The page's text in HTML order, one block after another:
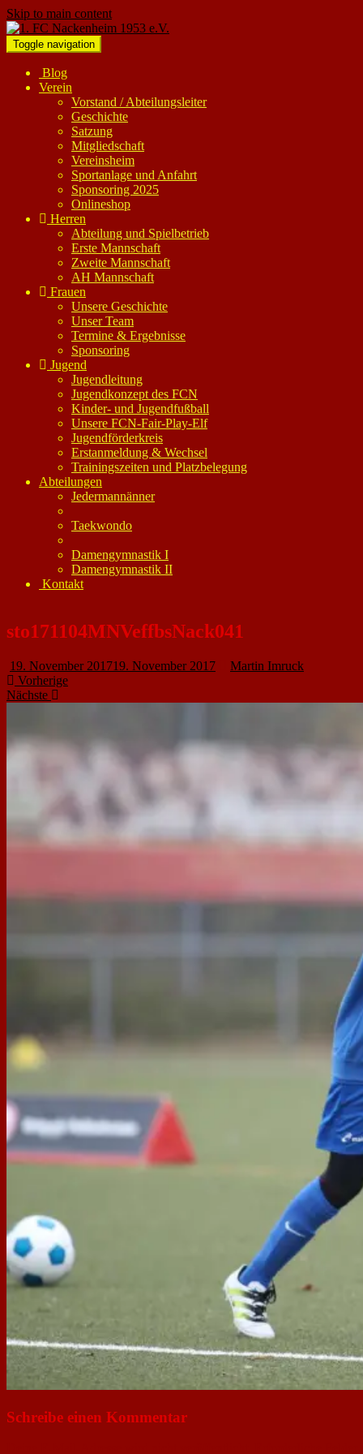
Skip to main content
Toggle navigation
Blog
Verein
Vorstand / Abteilungsleiter
Geschichte
Satzung
Mitgliedschaft
Vereinsheim
Sportanlage und Anfahrt
Sponsoring 2025
Onlineshop
Herren
Abteilung und Spielbetrieb
Erste Mannschaft
Zweite Mannschaft
AH Mannschaft
Frauen
Unsere Geschichte
Unser Team
Termine & Ergebnisse
Sponsoring
Jugend
Jugendleitung
Jugendkonzept des FCN
Kinder- und Jugendfußball
Unsere FCN-Fair-Play-Elf
Jugendförderkreis
Erstanmeldung & Wechsel
Trainingszeiten und Platzbelegung
Abteilungen
Jedermannänner
Taekwondo
Damengymnastik I
Damengymnastik II
Kontakt
sto171104MNVeffbsNack041
19. November 201719. November 2017
Martin Imruck
Vorherige
Nächste
Schreibe einen Kommentar